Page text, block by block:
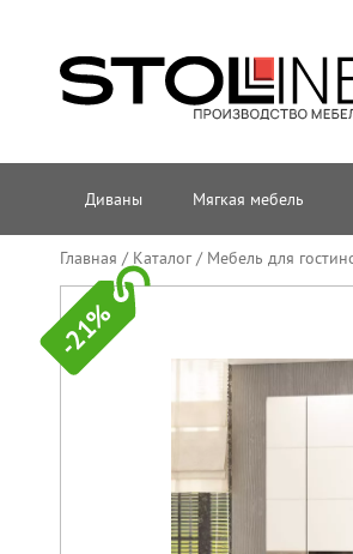
Диваны Мягкая мебель
Главная / Каталог/ Мебель для
-21%